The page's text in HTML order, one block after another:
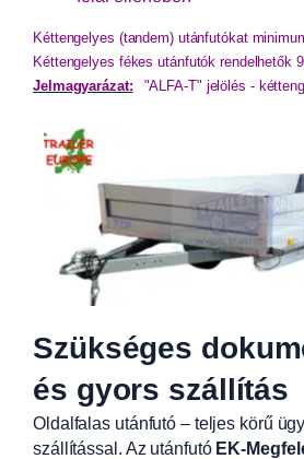
Kéttengelyes (tandem) utánfutókat
Kéttengelyes fékes utánfutók rendelhetők
Jelmagyarázat:
"ALFA-T" jelölés -
Szükséges
és gyors szállítás
Oldalfalas utánfutó – teljes körű
szállítással. Az utánfutó EK-